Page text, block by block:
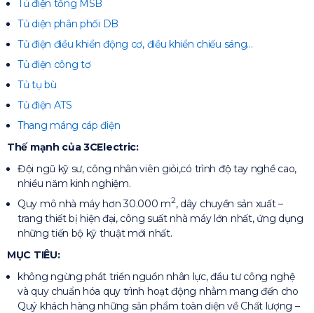
Tủ điện tổng MSB
Tủ diện phân phối DB
Tủ điện điều khiển động cơ, điều khiển chiếu sáng…
Tủ điện công tơ
Tủ tụ bù
Tủ điện ATS
Thang máng cáp điện
Thế mạnh của 3CElectric:
Đội ngũ kỹ sư, công nhân viên giỏi,có trình độ tay nghề cao,
nhiều năm kinh nghiệm.
Quy mô nhà máy hơn 30.000 m2, dây chuyền sản xuất –
trang thiết bị hiện đại, công suất nhà máy lớn nhất, ứng dụng
những tiến bộ kỹ thuật mới nhất.
MỤC TIÊU:
không ngừng phát triển nguồn nhân lực, đầu tư công nghệ
và quy chuẩn hóa quy trình hoạt động nhằm mang đến cho
Quý khách hàng những sản phẩm toàn diện về Chất lượng –